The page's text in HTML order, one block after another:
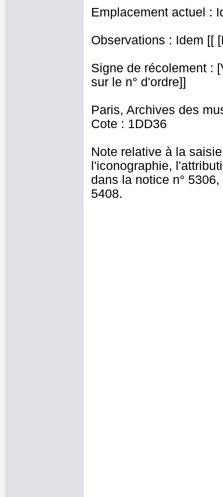
Emplacement actuel :
Observations : Idem [[
Signe de récolement :
sur le n° d'ordre]]
Paris, Archives des
Cote : 1DD36
Note relative à la
l'iconographie,
dans la notice n°
5408.